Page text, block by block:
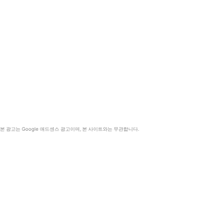
본 광고는 Google 애드센스 광고이며, 본 사이트와는 무관합니다.